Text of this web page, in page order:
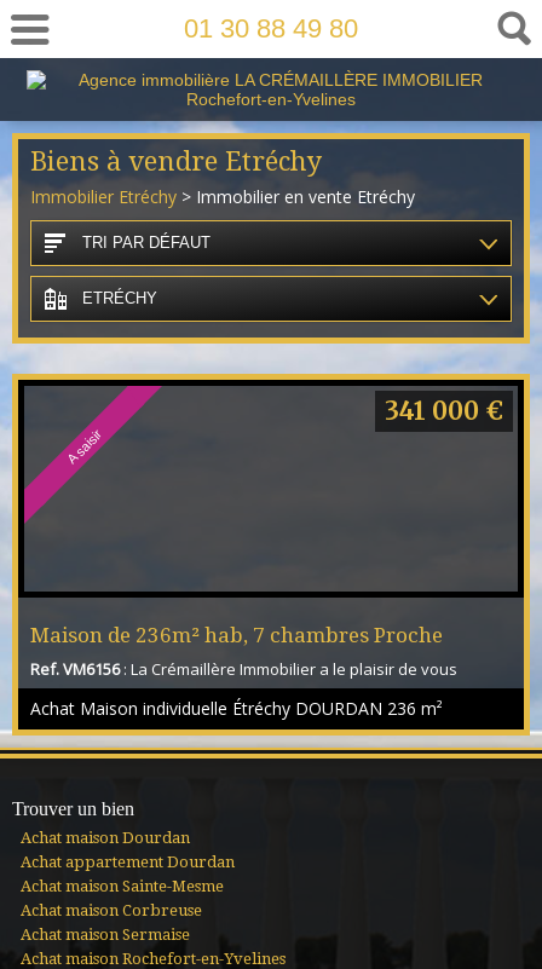
01 30 88 49 80
Biens à vendre Etréchy
Immobilier Etréchy > Immobilier en vente Etréchy
TRI PAR DÉFAUT
ETRÉCHY
A saisir
Maison de 236m² hab, 7 chambres Proche
étréchy 91580
Ref. VM6156: La Crémaillère Immobilier a le plaisir de vous
présenter cette grande maison familiale située à Villeconin, à
proximité d’Étréchy, de Saint-Chéron et de Dourdan, au cœur
d’un environnement paisible et bucolique. Édifiée en 1975 sur un
terrain clos et arboré d’environ 1 300 m², cette maison
m² au sol), répartie sur trois nivea...
Achat Maison individuelle Étréchy DOURDAN 236 m²
341 000 €
Trouver un bien
Achat maison Dourdan
Achat appartement Dourdan
Achat maison Sainte-Mesme
Achat maison Corbreuse
Achat maison Sermaise
Achat maison Rochefort-en-Yvelines